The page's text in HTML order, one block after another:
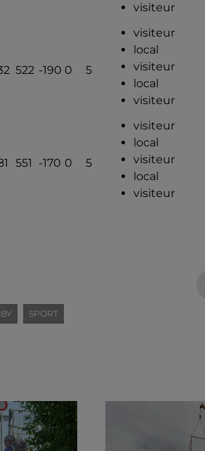
visiteur
522 -190 0 5
visiteur
local
visiteur
local
visiteur
551 -170 0 5
visiteur
local
visiteur
local
visiteur
SPORT